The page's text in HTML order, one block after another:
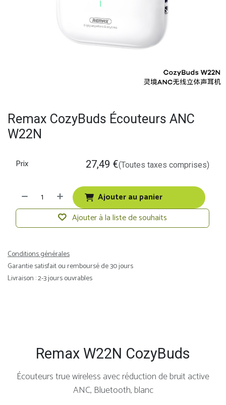
Remax CozyBuds Écouteurs ANC
W22N
Ajouter au panier
Ajouter à la liste de souhaits
Prix 27,49 €(Toutes taxes comprises)
Conditions générales
Garantie satisfait ou remboursé de 30 jours
Livraison : 2-3 jours ouvrables
Remax W22N CozyBuds
Écouteurs true wireless avec réduction de bruit active
ANC, Bluetooth, blanc